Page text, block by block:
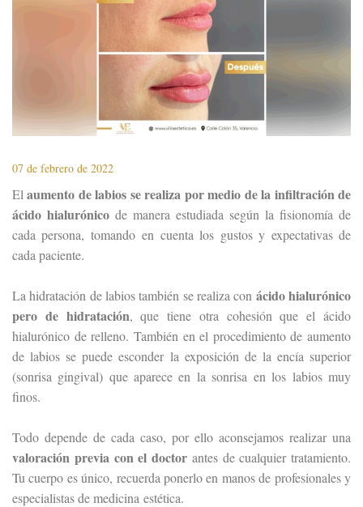
FEBRERO
07 de febrero de 2022
Elaumento de labios se realiza por medio de la infiltración de
ácido hialurónico de manera estudiada según la fisionomía de
cada persona, tomando en cuenta los gustos y expectativas de
cada paciente.
La hidratación de labios también se realiza con ácido hialurónico
pero de hidratación, que tiene otra cohesión que el ácido
hialurónico de relleno. También en el procedimiento de aumento
de labios se puede esconder la exposición de la encía superior
(sonrisa gingival) que aparece en la sonrisa en los labios muy
finos.
Todo depende de cada caso, por ello aconsejamos realizar una
valoración previa con el doctor antes de cualquier tratamiento.
Tu cuerpo es único, recuerda ponerlo en manos de profesionales y
especialistas de medicina estética.